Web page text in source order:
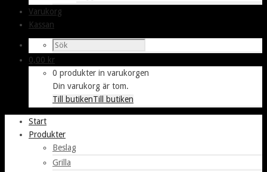
Varukorg
Kassan
0,00 kr
0 produkter in varukorgen
Din varukorg är tom.
Till butikenTill butiken
Start
Produkter
Beslag
Grilla